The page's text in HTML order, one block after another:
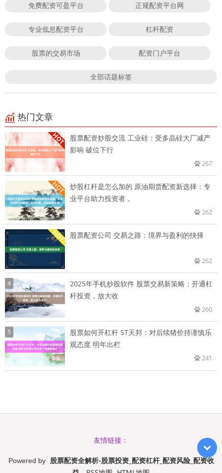
免费配资可盈平台 正规配资平台网
专业低息配资平台 杠杆配资
股票的交易市场 配资门户平台
全部话题标签
热门文章
股票配资炒股交流 工业硅：受多晶硅大厂减产
影响 破位下行
267
炒股杠杆是怎么加的 原油期货配资新选择：专
业平台助力投资者，
262
股票配资公司 交易之路：境界与盈利的抉择
262
4
2025年手机炒股软件 股票交易新策略：开通杠
杆投资，放大收
260
5
股票如何开杠杆 ST天邦：对后续猪价持谨慎乐
观态度 明年出栏
241
友情链接：
Powered by
股票配资全解析-股票投资_配资杠杆_配资风险_配资收